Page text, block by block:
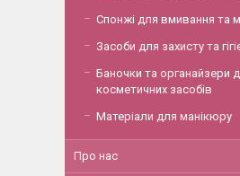
Спонжі для вмивання та
Засоби для захисту та
Баночки та органайзери
косметичних засобів
Матеріали для манікюру
Про нас